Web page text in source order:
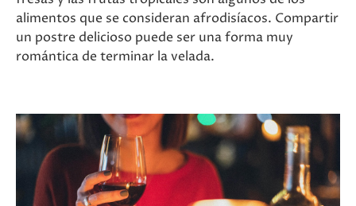
alimentos que se consideran afrodisíacos. Compartir
un postre delicioso puede ser una forma muy
romántica de terminar la velada.